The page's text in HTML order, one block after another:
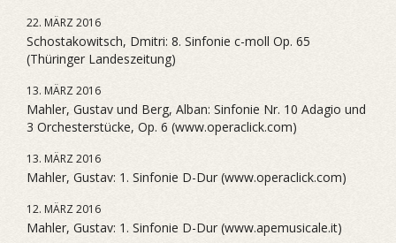
22. MÄRZ 2016
Schostakowitsch, Dmitri: 8. Sinfonie c-moll Op. 65
(Thüringer Landeszeitung)
13. MÄRZ 2016
Mahler, Gustav und Berg, Alban: Sinfonie Nr. 10 Adagio und
3 Orchesterstücke, Op. 6 (www.operaclick.com)
13. MÄRZ 2016
Mahler, Gustav: 1. Sinfonie D-Dur (www.operaclick.com)
12. MÄRZ 2016
Mahler, Gustav: 1. Sinfonie D-Dur (www.apemusicale.it)